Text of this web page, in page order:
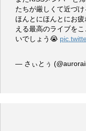
たちが厳しくて近づ
ほんとにほんとにお
える最高のライブを
いでしょう😭
— さぃとぅ